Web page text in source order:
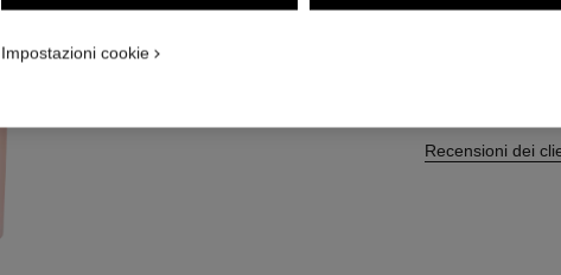
40 CHF
Recensioni dei
Impostazioni cookie